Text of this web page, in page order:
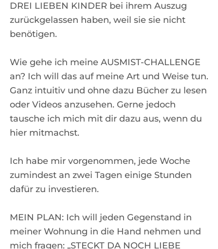
DREI LIEBEN KINDER bei ihrem Auszug
zurückgelassen haben, weil sie sie nicht
benötigen.
Wie gehe ich meine AUSMIST-CHALLENGE
an? Ich will das auf meine Art und Weise tun.
Ganz intuitiv und ohne dazu Bücher zu lesen
oder Videos anzusehen. Gerne jedoch
tausche ich mich mit dir dazu aus, wenn du
hier mitmachst.
Ich habe mir vorgenommen, jede Woche
zumindest an zwei Tagen einige Stunden
dafür zu investieren.
MEIN PLAN: Ich will jeden Gegenstand in
meiner Wohnung in die Hand nehmen und
mich fragen: „STECKT DA NOCH LIEBE